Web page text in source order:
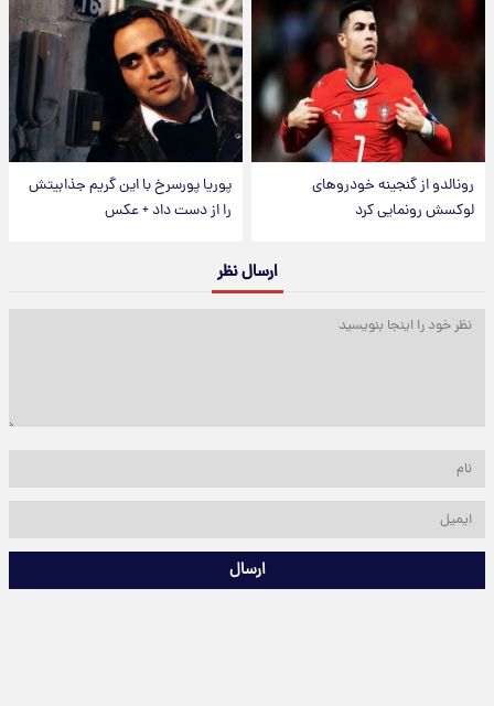
رونالدو از گنجینه خودروهای
لوکسش رونمایی کرد
پوریا پورسرخ با این گریم جذابیتش
را از دست داد + عکس
ارسال نظر
ارسال